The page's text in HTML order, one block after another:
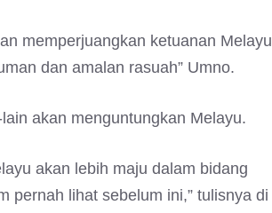
memperjuangkan ketuanan Melayu
dan amalan rasuah” Umno.
akan menguntungkan Melayu.
akan lebih maju dalam bidang
pernah lihat sebelum ini,” tulisnya di